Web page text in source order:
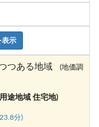
表示
つある地域
(地価調
途地域 住宅地)
分)